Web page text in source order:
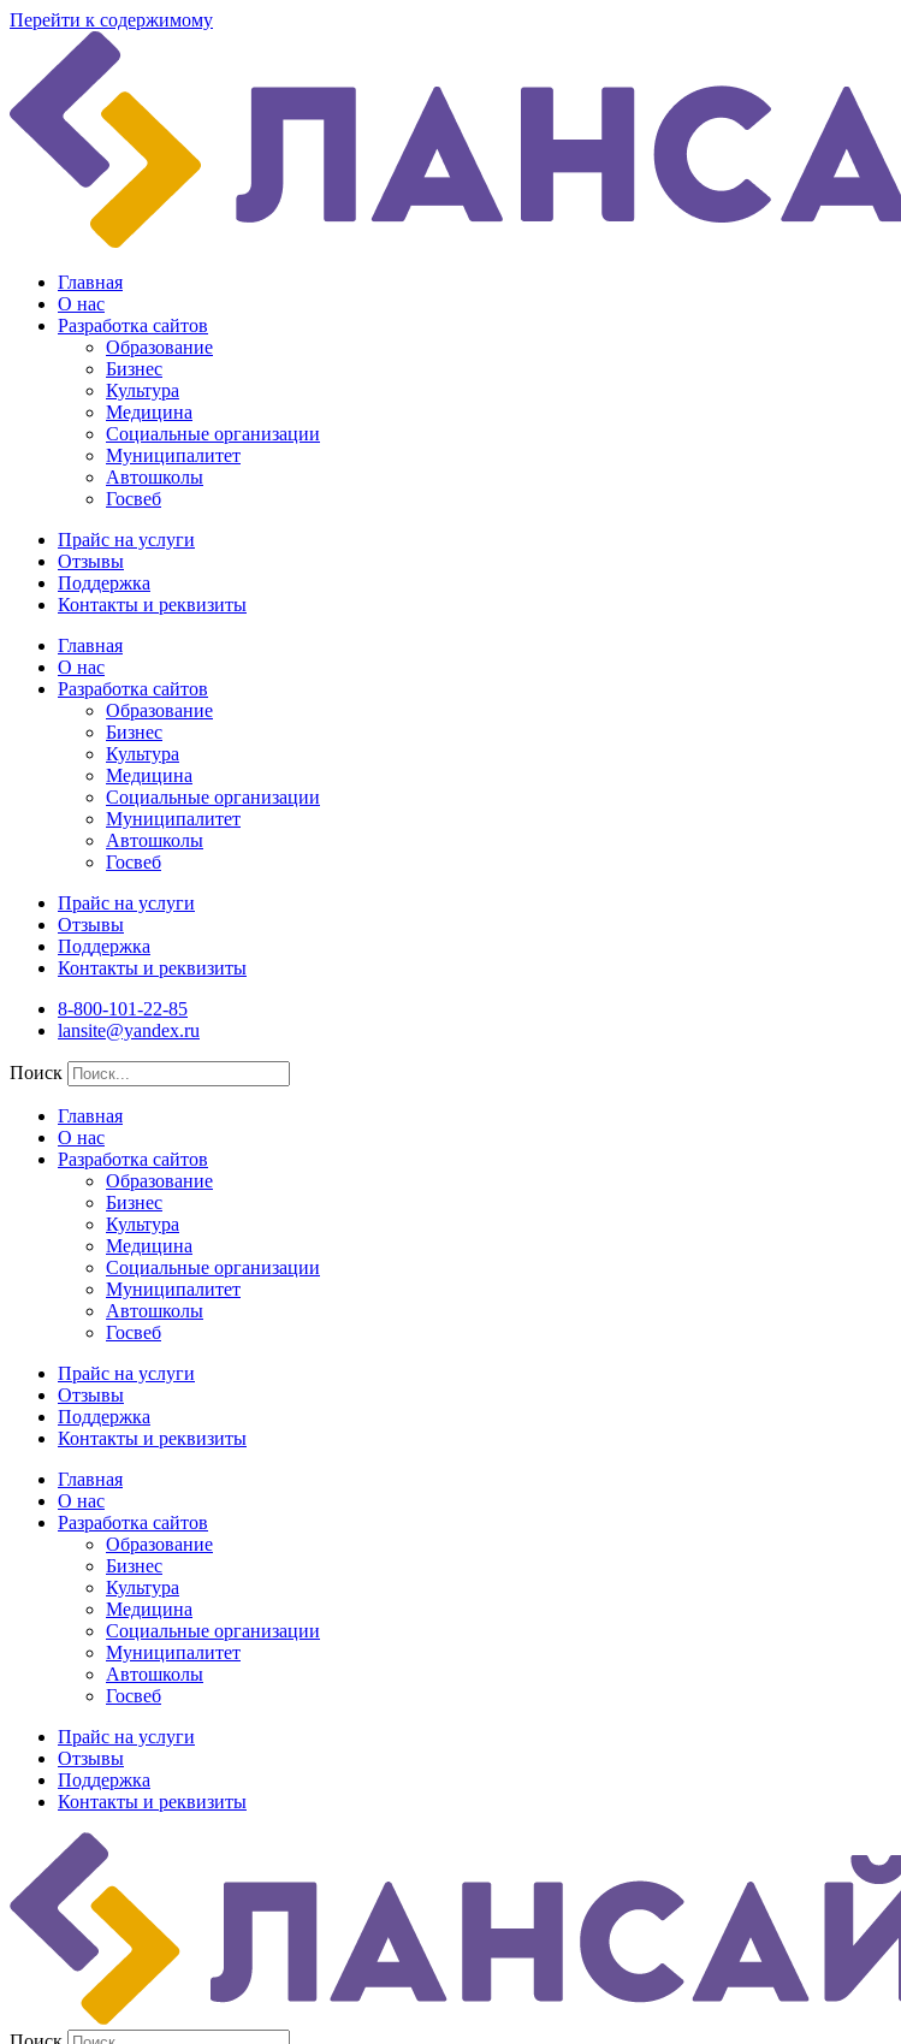
Перейти к содержимому
Главная
О нас
Разработка сайтов
Образование
Бизнес
Культура
Медицина
Социальные организации
Муниципалитет
Автошколы
Госвеб
Прайс на услуги
Отзывы
Поддержка
Контакты и реквизиты
Главная
О нас
Разработка сайтов
Образование
Бизнес
Культура
Медицина
Социальные организации
Муниципалитет
Автошколы
Госвеб
Прайс на услуги
Отзывы
Поддержка
Контакты и реквизиты
8-800-101-22-85
lansite@yandex.ru
Поиск
Главная
О нас
Разработка сайтов
Образование
Бизнес
Культура
Медицина
Социальные организации
Муниципалитет
Автошколы
Госвеб
Прайс на услуги
Отзывы
Поддержка
Контакты и реквизиты
Главная
О нас
Разработка сайтов
Образование
Бизнес
Культура
Медицина
Социальные организации
Муниципалитет
Автошколы
Госвеб
Прайс на услуги
Отзывы
Поддержка
Контакты и реквизиты